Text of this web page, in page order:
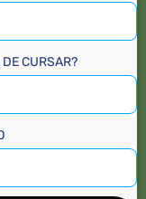
CURSAR?